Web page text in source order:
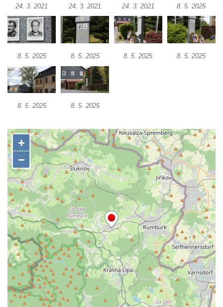
Kameny v parku nemocnice v Lounech
Kamenná plastika 9 v parku nemocnice v
Lounech u pramene Luna II
Kamenná plastika 8 v parku nemocnice v
Lounech u pramene Luna II
Kamenná plastika 6 v parku nemocnice v
Lounech
Kamenná plastika 5 v parku nemocnice v
Lounech
Socha svatého Floriána v Údlicích
Kamenná plastika 4 v parku nemocnice v
Lounech
Kamenná plastika 3 v parku nemocnice v
Lounech
Kamenná plastika 2 v parku nemocnice v
Lounech
Kamenná plastika 1 v parku nemocnice v
Lounech
24. 3. 2021 24. 3. 2021 24. 3. 2021 8. 5. 2025
8. 5. 2025 8. 5. 2025 8. 5. 2025 8. 5. 2025
8. 5. 2025 8. 5. 2025